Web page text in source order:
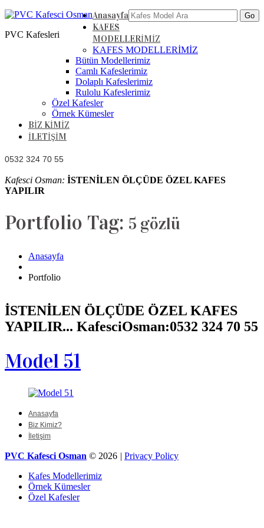
PVC Kafesleri
Anasayfa
KAFES
MODELLERİMİZ
KAFES MODELLERİMİZ
Bütün Modellerimiz
Camlı Kafeslerimiz
Dolaplı Kafeslerimiz
Rulolu Kafeslerimiz
Özel Kafesler
Örnek Kümesler
BİZ KİMİZ
İLETİŞİM
0532 324 70 55
Kafesci Osman: İSTENİLEN ÖLÇÜDE ÖZEL KAFES
YAPILIR
Portfolio Tag: 5 gözlü
Anasayfa
Portfolio
İSTENİLEN ÖLÇÜDE ÖZEL KAFES
YAPILIR... KafesciOsman:0532 324 70 55
Model 51
Anasayfa
Biz Kimiz?
İletişim
PVC Kafesci Osman © 2026 | Privacy Policy
Kafes Modellerimiz
Örnek Kümesler
Özel Kafesler